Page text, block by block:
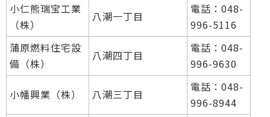
小仁熊瑞宝工業
（株）
八潮一丁目
電話：048-
996-5116
蒲原燃料住宅設
備（株）
八潮四丁目
電話：048-
996-9630
小幡興業（株） 八潮三丁目
電話：048-
996-8944